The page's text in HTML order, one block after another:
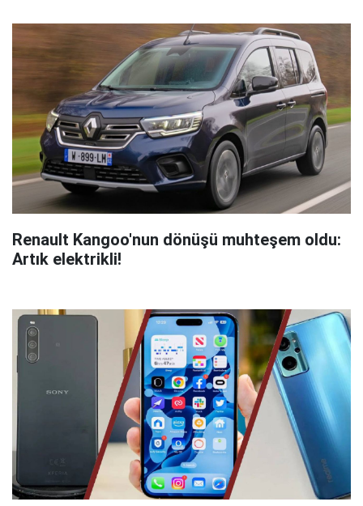
Renault Kangoo'nun dönüşü muhteşem oldu:
Artık elektrikli!